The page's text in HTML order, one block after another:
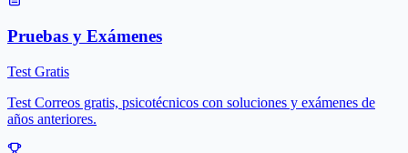
Pruebas y Exámenes
Test Gratis
Test Correos gratis, psicotécnicos con soluciones y exámenes de
años anteriores.